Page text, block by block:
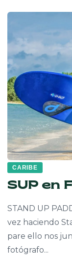
CARIBE
SUP en
STAND UP
vez haciendo
pare ello nos
fotógrafo...